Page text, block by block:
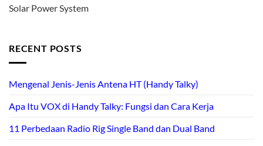
Solar Power System
RECENT POSTS
Mengenal Jenis-Jenis Antena HT (Handy Talky)
Apa Itu VOX di Handy Talky: Fungsi dan Cara Kerja
11 Perbedaan Radio Rig Single Band dan Dual Band